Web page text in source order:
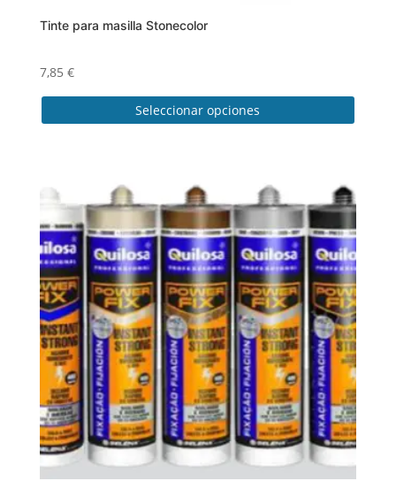
Tinte para masilla Stonecolor
7,85 €
Seleccionar opciones
múltiples
variantes.
Las
opciones
se
pueden
elegir
en
la
página
de
producto